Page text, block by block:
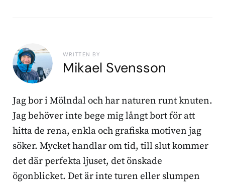
WRITTEN BY
Mikael Svensson
Jag bor i Mölndal och har naturen runt knuten.
Jag behöver inte bege mig långt bort för att
hitta de rena, enkla och grafiska motiven jag
söker. Mycket handlar om tid, till slut kommer
det där perfekta ljuset, det önskade
ögonblicket. Det är inte turen eller slumpen